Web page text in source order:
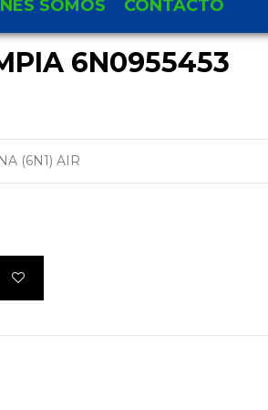
SOMOS CONTACTO
6N0955453
(6N1) AIR